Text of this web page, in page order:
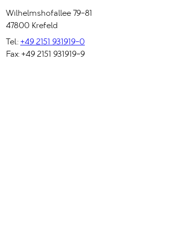
Wilhelmshofallee 79-81
47800 Krefeld
Tel.: +49 2151 931919-0
Fax: +49 2151 931919-9